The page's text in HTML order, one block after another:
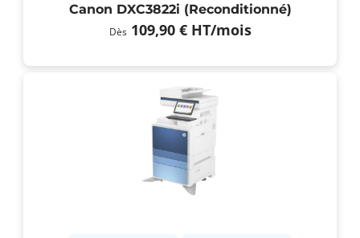
Canon DXC3822i (Reconditionné)
Dès 109,90 € HT/mois